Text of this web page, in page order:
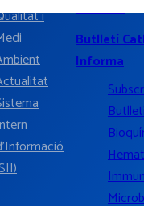
Notícies
Butlletí
Informa
i